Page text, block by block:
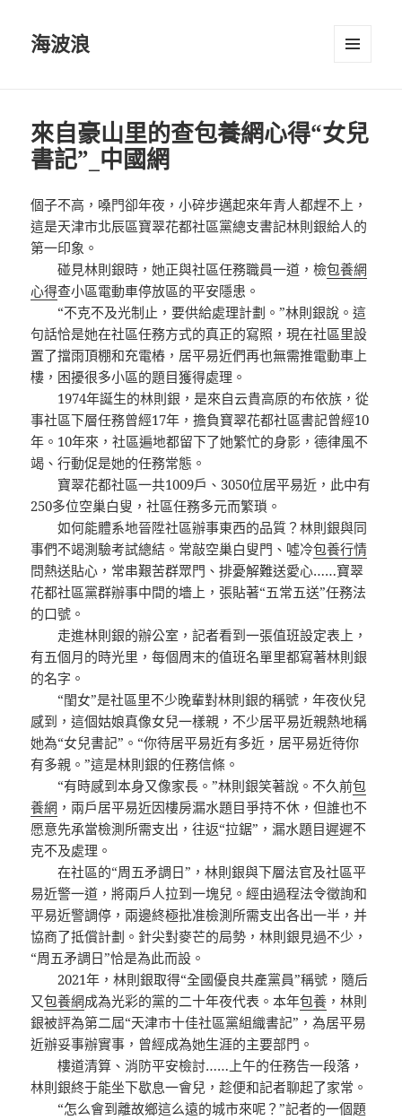
海波浪
來自豪山里的查包養網心得“女兒
書記”_中國網
個子不高，嗓門卻年夜，小碎步邁起來年青人都趕不上，
這是天津市北辰區寶翠花都社區黨總支書記林則銀給人的
第一印象。
碰見林則銀時，她正與社區任務職員一道，檢包養網
心得查小區電動車停放區的平安隱患。
“不克不及光制止，要供給處理計劃。”林則銀說。這
句話恰是她在社區任務方式的真正的寫照，現在社區里設
置了擋雨頂棚和充電樁，居平易近們再也無需推電動車上
樓，困擾很多小區的題目獲得處理。
1974年誕生的林則銀，是來自云貴高原的布依族，從
事社區下層任務曾經17年，擔負寶翠花都社區書記曾經10
年。10年來，社區遍地都留下了她繁忙的身影，德律風不
竭、行動促是她的任務常態。
寶翠花都社區一共1009戶、3050位居平易近，此中有
250多位空巢白叟，社區任務多元而繁瑣。
如何能體系地晉陞社區辦事東西的品質？林則銀與同
事們不竭測驗考試總結。常敲空巢白叟門、噓冷包養行情
問熱送貼心，常串艱苦群眾門、排憂解難送愛心……寶翠
花都社區黨群辦事中間的墻上，張貼著“五常五送”任務法
的口號。
走進林則銀的辦公室，記者看到一張值班設定表上，
有五個月的時光里，每個周末的值班名單里都寫著林則銀
的名字。
“閨女”是社區里不少晚輩對林則銀的稱號，年夜伙兒
感到，這個姑娘真像女兒一樣親，不少居平易近親熱地稱
她為“女兒書記”。“你待居平易近有多近，居平易近待你
有多親。”這是林則銀的任務信條。
“有時感到本身又像家長。”林則銀笑著說。不久前包
養網 ，兩戶居平易近因樓房漏水題目爭持不休，但誰也不
愿意先承當檢測所需支出，往返“拉鋸”，漏水題目遲遲不
克不及處理。
在社區的“周五矛調日”，林則銀與下層法官及社區平
易近警一道，將兩戶人拉到一塊兒。經由過程法令徵詢和
平易近警調停，兩邊終極批准檢測所需支出各出一半，并
協商了抵償計劃。針尖對麥芒的局勢，林則銀見過不少，
“周五矛調日”恰是為此而設。
2021年，林則銀取得“全國優良共產黨員”稱號，隨后
又包養網成為光彩的黨的二十年夜代表。本年包養 ，林則
銀被評為第二屆“天津市十佳社區黨組織書記”，為居平易
近辦妥事辦實事，曾經成為她生涯的主要部門。
樓道清算、消防平安檢討……上午的任務告一段落，
林則銀終于能坐下歇息一會兒，趁便和記者聊起了家常。
“怎么會到離故鄉這么遠的城市來呢？”記者的一個題